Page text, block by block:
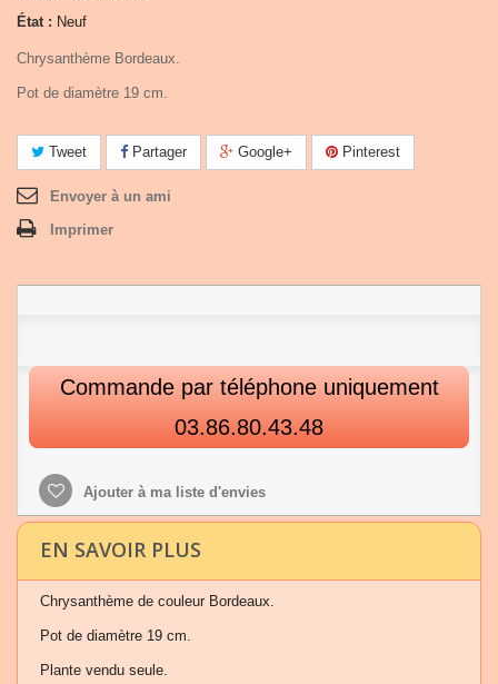
État : Neuf
Chrysanthème Bordeaux.
Pot de diamètre 19 cm.
Tweet Partager Google+ Pinterest
Envoyer à un ami
Imprimer
Commande par téléphone uniquement
03.86.80.43.48
Ajouter à ma liste d'envies
EN SAVOIR PLUS
Chrysanthème de couleur Bordeaux.
Pot de diamètre 19 cm.
Plante vendu seule.